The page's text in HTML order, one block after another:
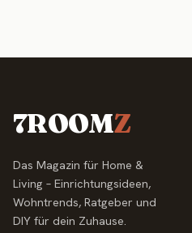
7ROOMZ
Das Magazin für Home &
Living – Einrichtungsideen,
Wohntrends, Ratgeber und
DIY für dein Zuhause.